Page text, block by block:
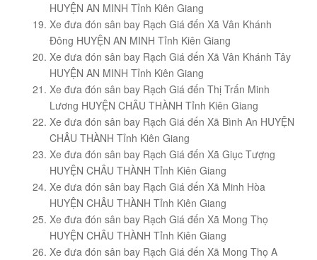
HUYỆN AN MINH Tỉnh Kiên Giang
Xe đưa đón sân bay Rạch Giá đến Xã Vân Khánh
Đông HUYỆN AN MINH Tỉnh Kiên Giang
Xe đưa đón sân bay Rạch Giá đến Xã Vân Khánh Tây
HUYỆN AN MINH Tỉnh Kiên Giang
Xe đưa đón sân bay Rạch Giá đến Thị Trấn Minh
Lương HUYỆN CHÂU THÀNH Tỉnh Kiên Giang
Xe đưa đón sân bay Rạch Giá đến Xã Bình An HUYỆN
CHÂU THÀNH Tỉnh Kiên Giang
Xe đưa đón sân bay Rạch Giá đến Xã Giục Tượng
HUYỆN CHÂU THÀNH Tỉnh Kiên Giang
Xe đưa đón sân bay Rạch Giá đến Xã Minh Hòa
HUYỆN CHÂU THÀNH Tỉnh Kiên Giang
Xe đưa đón sân bay Rạch Giá đến Xã Mong Thọ
HUYỆN CHÂU THÀNH Tỉnh Kiên Giang
Xe đưa đón sân bay Rạch Giá đến Xã Mong Thọ A